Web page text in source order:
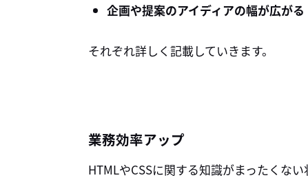
企画や提案のアイディアの幅が広がる
それぞれ詳しく記載していきます。
業務効率アップ
HTMLやCSSに関する知識がまったくな